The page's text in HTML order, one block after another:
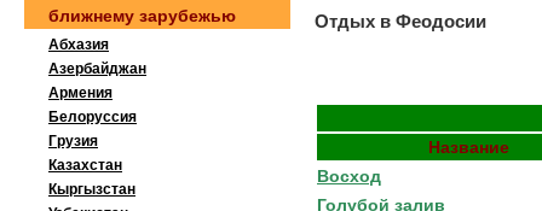
Отдых в Феодосии
Название
Восход
Голубой залив
ближнему зарубежью
Абхазия
Азербайджан
Армения
Белоруссия
Грузия
Казахстан
Кыргызстан